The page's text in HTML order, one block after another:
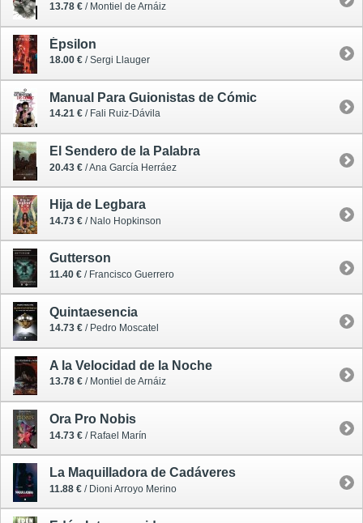
13.78 € / Montiel de Arnáiz
Épsilon
18.00 € / Sergi Llauger
Manual Para Guionistas de Cómic
14.21 € / Fali Ruiz-Dávila
El Sendero de la Palabra
20.43 € / Ana García Herráez
Hija de Legbara
14.73 € / Nalo Hopkinson
Gutterson
11.40 € / Francisco Guerrero
Quintaesencia
14.73 € / Pedro Moscatel
A la Velocidad de la Noche
13.78 € / Montiel de Arnáiz
Ora Pro Nobis
14.73 € / Rafael Marín
La Maquilladora de Cadáveres
11.88 € / Dioni Arroyo Merino